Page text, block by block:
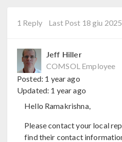
1 Reply Last Post 18 giu
Jeff Hiller
COMSOL Employee
Posted: 1 year ago
Updated: 1 year ago
Hello Ramakrishna,
Please contact your local
find their contact